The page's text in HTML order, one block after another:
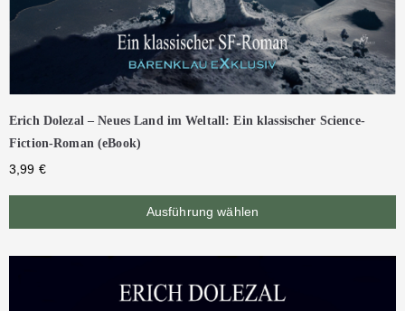
Erich Dolezal – Neues Land im Weltall: Ein klassischer Science-
Fiction-Roman (eBook)
3,99 €
Ausführung wählen